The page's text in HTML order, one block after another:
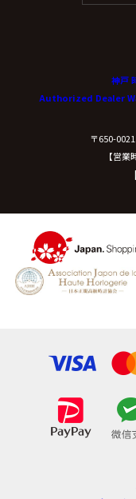
神戸
Authorized Dealer
〒650-
【営